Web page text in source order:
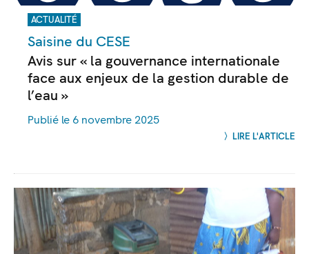
ACTUALITÉ
Saisine du CESE
Avis sur « la gouvernance internationale
face aux enjeux de la gestion durable de
l’eau »
Publié le 6 novembre 2025
LIRE L'ARTICLE